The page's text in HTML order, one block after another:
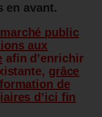
en avant.
public
aux
afin d’enrichir
grâce
de
d’ici fin